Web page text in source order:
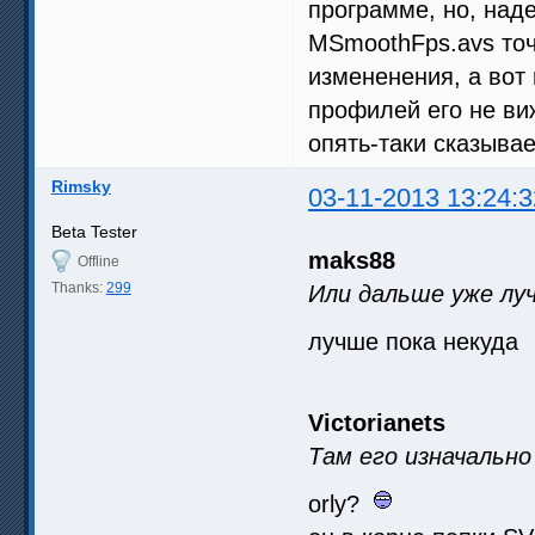
программе, но,
MSmoothFps.avs
измененения, а
профилей его не
опять-таки
Rimsky 03-11-2013
Beta Tester
Offline
Thanks: 299
maks88
Или дальше уже
лучше пока некуда
Victorianets
Там его
orly?